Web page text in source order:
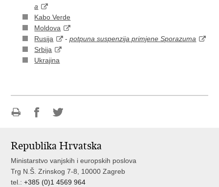
a
Kabo Verde
Moldova
Rusija
-potpuna suspenzija primjene Sporazuma
Srbija
Ukrajina
Facebooku
Twitteru
Republika Hrvatska
Ministarstvo vanjskih i europskih poslova
Trg N.Š. Zrinskog 7-8, 10000 Zagreb
tel.:+385 (0)1 4569 964